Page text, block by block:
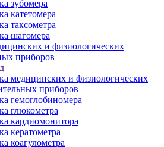
зубомера
катетомера
таксометра
шагомера
и физиологических
приборов
медицинских и физиологических
приборов
гемоглобиномера
глюкометра
кардиомонитора
кератометра
коагулометра